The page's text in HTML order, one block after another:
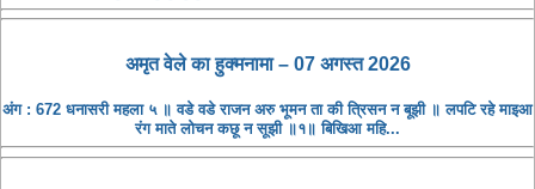
अमृत ​​वेले का हुक्मनामा – 07 अगस्त 2026
अंग : 672 धनासरी महला ५ ॥ वडे वडे राजन अरु भूमन ता की त्रिसन न बूझी ॥ लपटि रहे माइआ
रंग माते लोचन कछू न सूझी ॥१॥ बिखिआ महि...